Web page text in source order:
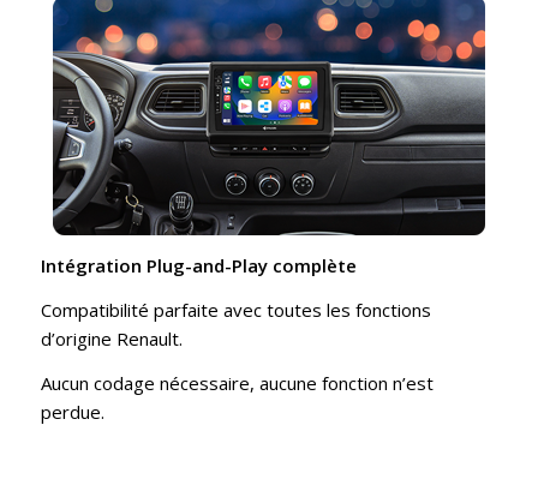
Intégration Plug-and-Play complète
Compatibilité parfaite avec toutes les fonctions
d’origine Renault.
Aucun codage nécessaire, aucune fonction n’est
perdue.